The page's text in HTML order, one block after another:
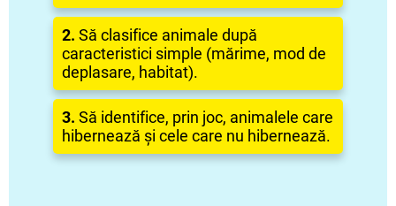
2. Să clasifice animale după
caracteristici simple (mărime, mod de
deplasare, habitat).
3. Să identifice, prin joc, animalele care
hibernează și cele care nu hibernează.